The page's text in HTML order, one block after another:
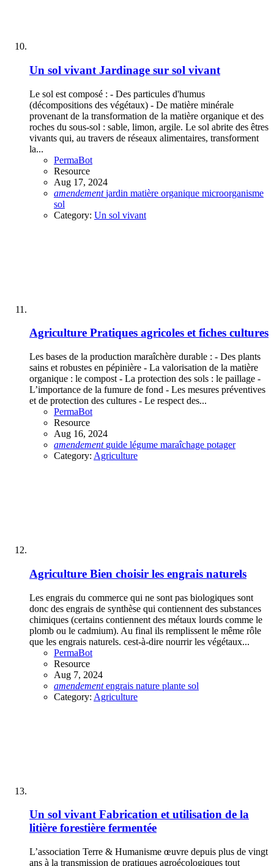
Un sol vivant Jardinage sur sol vivant
Le sol est composé : - Des particules d'humus
(décompositions des végétaux) - De matière minérale
provenant de la transformation de la matière organique et des
roches du sous-sol : sable, limon, argile. Le sol abrite des êtres
vivants qui, au travers de réseaux alimentaires, transforment
la...
PermaBot
Resource
Aug 17, 2024
amendement jardin matière organique microorganisme
sol
Category: Un sol vivant
Agriculture Pratiques agricoles et fiches cultures
Les bases de la production maraîchère durable : - Des plants
sains et robustes en pépinière - La valorisation de la matière
organique : le compost - La protection des sols : le paillage -
L’importance de la fumure de fond - Les mesures préventives
et de protection des cultures - Le respect des...
PermaBot
Resource
Aug 16, 2024
amendement guide légume maraîchage potager
Category: Agriculture
Agriculture Bien choisir les engrais naturels
Les engrais du commerce qui ne sont pas biologiques sont
donc des engrais de synthèse qui contiennent des substances
chimiques (certains contiennent des métaux lourds comme le
plomb ou le cadmium). Au final ils remplissent le même rôle
que les engrais naturels. cest-à-dire nourrir les végétaux...
PermaBot
Resource
Aug 7, 2024
amendement engrais nature plante sol
Category: Agriculture
Un sol vivant Fabrication et utilisation de la
litière forestière fermentée
L’association Terre & Humanisme œuvre depuis plus de vingt
ans à la transmission de pratiques agroécologiques tout